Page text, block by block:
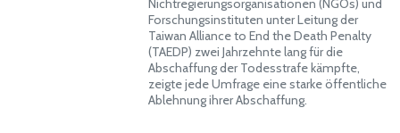
Nichtregierungsorganisationen (NGOs) und
Forschungsinstituten unter Leitung der
Taiwan Alliance to End the Death Penalty
(TAEDP) zwei Jahrzehnte lang für die
Abschaffung der Todesstrafe kämpfte,
zeigte jede Umfrage eine starke öffentliche
Ablehnung ihrer Abschaffung.